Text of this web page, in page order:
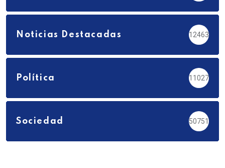
Noticias Destacadas 12463
Política 11027
Sociedad 50751